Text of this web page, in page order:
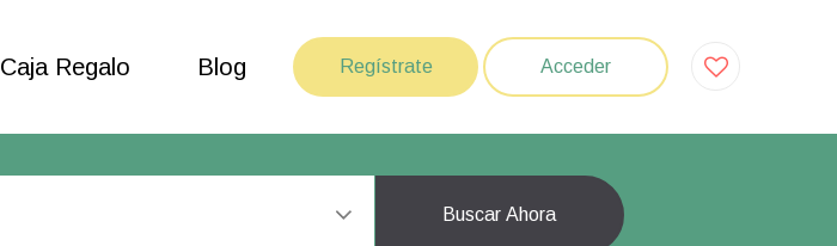
Caja Regalo Blog Regístrate Acceder
Buscar Ahora